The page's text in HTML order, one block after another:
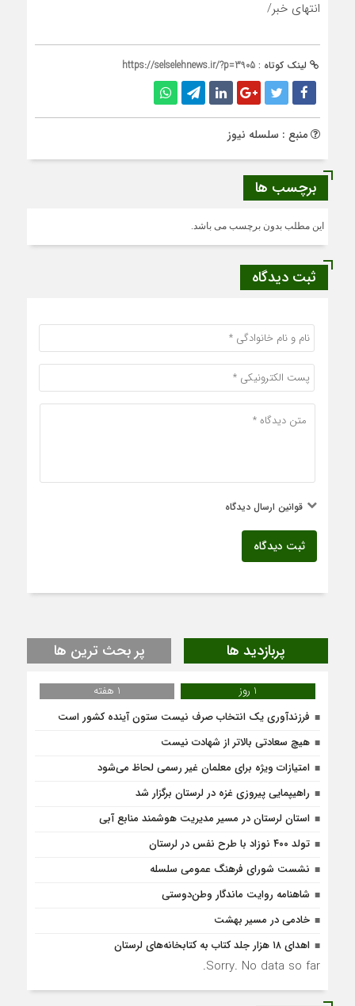
انتهای خبر/
لینک کوتاه : https://selselehnews.ir/?p=3905
منبع : سلسله نیوز
برچسب ها
این مطلب بدون برچسب می باشد.
ثبت دیدگاه
قوانین ارسال دیدگاه
ثبت دیدگاه
پربازدید ها پر بحث ترین ها
1 روز
1 هفته
فرزندآوری یک انتخاب صرف نیست ستون آینده کشور است
هیچ سعادتی بالاتر از شهادت نیست
امتیازات ویژه برای معلمان غیر رسمی لحاظ می‌شود
راهیپمایی پیروزی غزه در لرستان برگزار شد
استان لرستان در مسیر مدیریت هوشمند منابع آبی
تولد ۴۰۰ نوزاد با طرح نفس در لرستان
نشست شورای فرهنگ عمومی سلسله
شاهنامه روایت ماندگار وطن‌دوستی
خادمی در مسیر بهشت
اهدای ۱۸ هزار جلد کتاب به کتابخانه‌های لرستان
Sorry. No data so far.